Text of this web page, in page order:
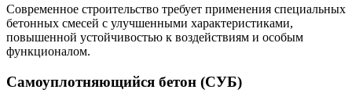
Современное строительство требует применения специальных
бетонных смесей с улучшенными характеристиками,
повышенной устойчивостью к воздействиям и особым
функционалом.
Самоуплотняющийся бетон (СУБ)